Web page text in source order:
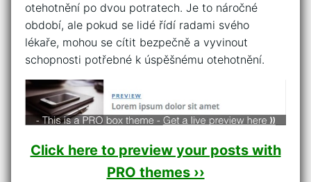
otehotnění po dvou potratech. Je to náročné
období, ale pokud se lidé řídí radami svého
lékaře, mohou se cítit bezpečně a vyvinout
schopnosti potřebné k úspěšnému otehotnění.
Click here to preview your posts with
PRO themes ››